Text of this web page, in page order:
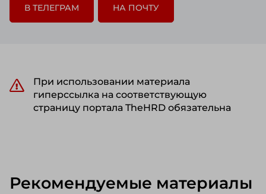
В ТЕЛЕГРАМ НА ПОЧТУ
При использовании материала
гиперссылка на соответствующую
страницу портала TheHRD обязательна
Рекомендуемые материалы